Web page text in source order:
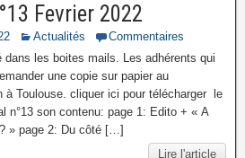
Fevrier 2022
Actualités
Commentaires
dans les boites mails. Les adhérents qui
une copie sur papier au
à Toulouse. cliquer ici pour télécharger le
n°13 son contenu: page 1: Edito + « A
» page 2: Du côté […]
Lire l'article